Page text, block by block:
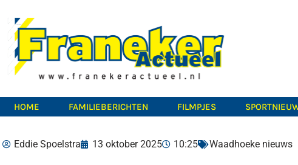
HOME FAMILIEBERICHTEN FILMPJES
Eddie Spoelstra 13 oktober 2025 10:25 Waadhoeke nieuws